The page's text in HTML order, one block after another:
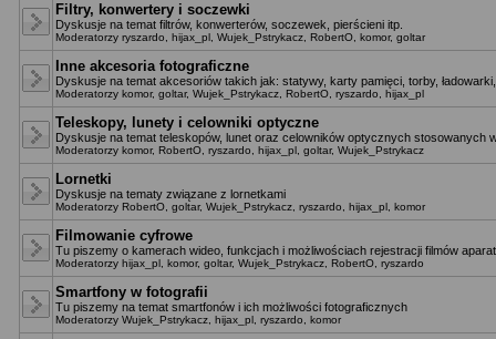
Filtry, konwertery i soczewki
Dyskusje na temat filtrów, konwerterów, soczewek, pierścieni itp.
Moderatorzy ryszardo hijax_pl Wujek_Pstrykacz RobertO komor, goltar
Inne akcesoria fotograficzne
Dyskusje na temat akcesoriów takich jak: statywy, karty pamięci, torby,
Moderatorzy komor, goltar, Wujek_Pstrykacz RobertO ryszardo hijax_pl
Teleskopy, lunety i celowniki optyczne
Dyskusje na temat teleskopów, lunet oraz celowników optycznych stosowanych
Moderatorzy komor, RobertO ryszardo hijax_pl goltar, Wujek_Pstrykacz
Lornetki
Dyskusje na tematy związane z lornetkami
Moderatorzy RobertO goltar, Wujek_Pstrykacz ryszardo hijax_pl komor
Filmowanie cyfrowe
Tu piszemy o kamerach wideo, funkcjach i możliwościach rejestracji filmów
Moderatorzy hijax_pl komor, goltar, Wujek_Pstrykacz RobertO ryszardo
Smartfony w fotografii
Tu piszemy na temat smartfonów i ich możliwości fotograficznych
Moderatorzy Wujek_Pstrykacz hijax_pl ryszardo komor